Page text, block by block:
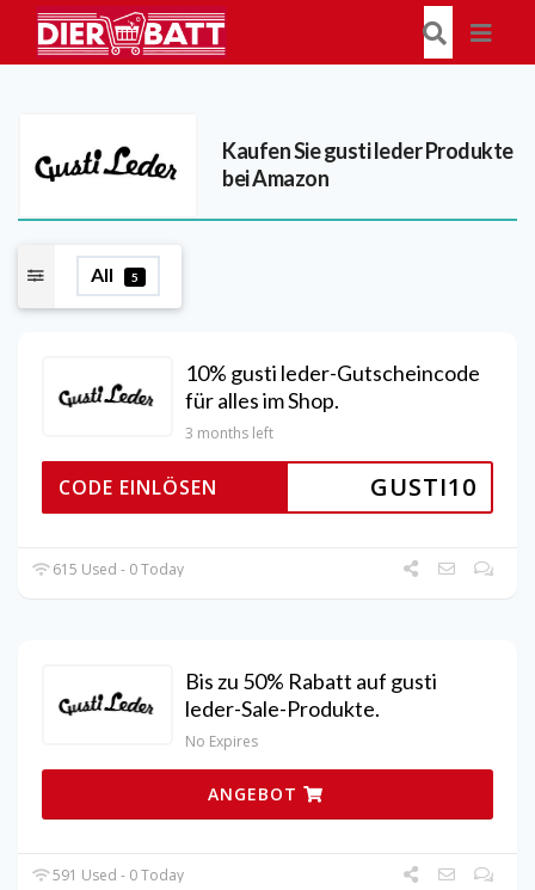
Kaufen Sie gusti leder Produkte
bei Amazon
All 5
10% gusti leder-Gutscheincode
für alles im Shop.
3 months left
GUSTI10
CODE EINLÖSEN
615 Used - 0 Today
Bis zu 50% Rabatt auf gusti
leder-Sale-Produkte.
No Expires
ANGEBOT
591 Used - 0 Today